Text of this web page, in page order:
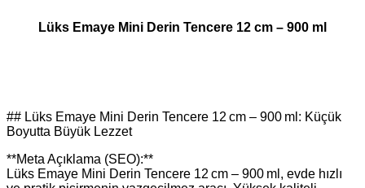
Lüks Emaye Mini Derin Tencere 12 cm – 900 ml
## Lüks Emaye Mini Derin Tencere 12 cm – 900 ml: Küçük
Boyutta Büyük Lezzet
**Meta Açıklama (SEO):**
Lüks Emaye Mini Derin Tencere 12 cm – 900 ml, evde hızlı